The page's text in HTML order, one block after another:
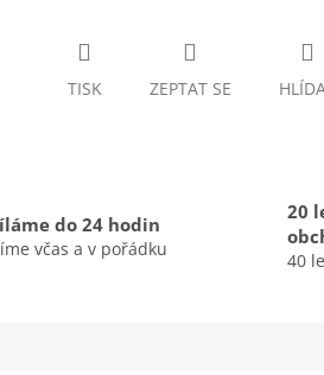
TISK ZEPTAT SE
do 24 hodin
včas a v pořádku
20
40